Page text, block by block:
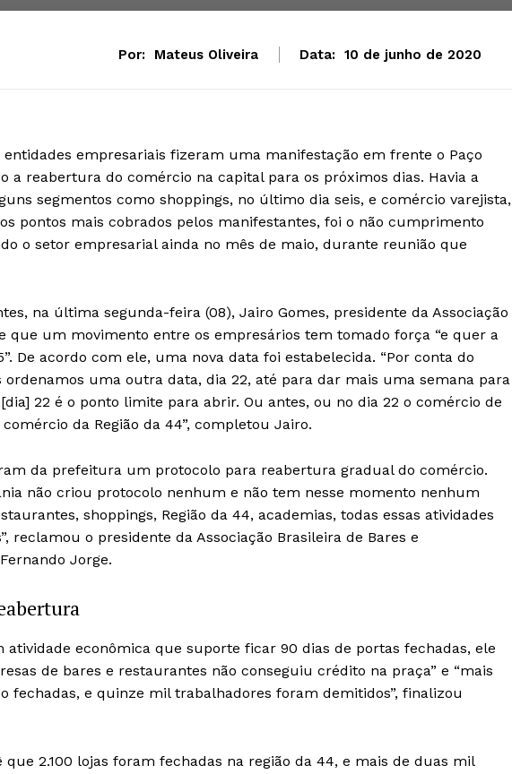
Por: Mateus Oliveira Data: 10 de junho de 2020
empresariais fizeram uma manifestação em frente o Paço
a reabertura do comércio na capital para os próximos dias. Havia a
segmentos como shoppings, no último dia seis, e comércio varejista,
pontos mais cobrados pelos manifestantes, foi o não cumprimento
o setor empresarial ainda no mês de maio, durante reunião que
na última segunda-feira (08), Jairo Gomes, presidente da Associação
que um movimento entre os empresários tem tomado força “e quer a
De acordo com ele, uma nova data foi estabelecida. “Por conta do
ordenamos uma outra data, dia 22, até para dar mais uma semana para
22 é o ponto limite para abrir. Ou antes, ou no dia 22 o comércio de
da Região da 44”, completou Jairo.
da prefeitura um protocolo para reabertura gradual do comércio.
não criou protocolo nenhum e não tem nesse momento nenhum
shoppings, Região da 44, academias, todas essas atividades
reclamou o presidente da Associação Brasileira de Bares e
Jorge.
atividade econômica que suporte ficar 90 dias de portas fechadas, ele
de bares e restaurantes não conseguiu crédito na praça” e “mais
fechadas, e quinze mil trabalhadores foram demitidos”, finalizou
que 2.100 lojas foram fechadas na região da 44, e mais de duas mil